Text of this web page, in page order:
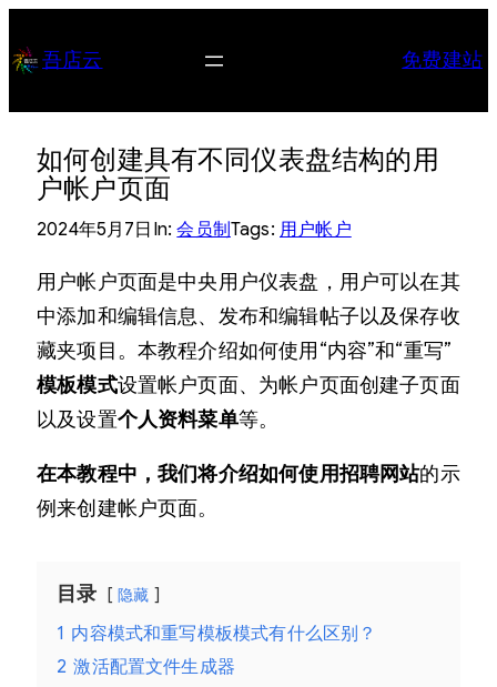
至 吾店云 免费建站
如何创建具有不同仪表盘结构的用
户帐户页面
2024年5月7日 In:会员制Tags: 用户帐户
用户帐户页面是中央用户仪表盘，用户可以在其
中添加和编辑信息、发布和编辑帖子以及保存收
藏夹项目。本教程介绍如何使用“内容”和“重写”
模板模式设置帐户页面、为帐户页面创建子页面
以及设置个人资料菜单等。
在本教程中，我们将介绍如何使用招聘网站的示
例来创建帐户页面。
目录 隐藏
1 内容模式和重写模板模式有什么区别？
2 激活配置文件生成器